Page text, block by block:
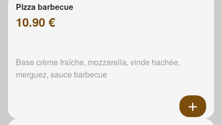
Pizza barbecue
10.90 €
Base crème fraîche, mozzarella, vinde hachée,
merguez, sauce barbecue